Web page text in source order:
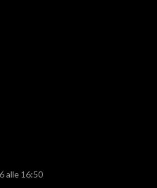
alle 16:50